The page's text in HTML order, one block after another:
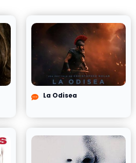
La Odisea